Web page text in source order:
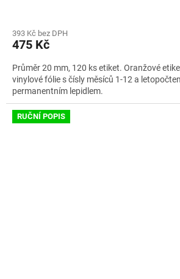
393 Kč bez DPH
475 Kč
Průměr 20 mm, 120 ks etiket. Oranžové
vinylové fólie s čísly měsíců 1-12 a
permanentním lepidlem.
RUČNÍ POPIS